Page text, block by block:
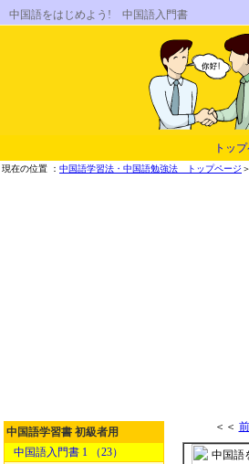
中国語をはじめよう! 中国語入門書
トッ
現在の位置 ： 中国語学習法・中国語勉強法 トップページ ＞
中国語学習書 初級者用
中国語入門書 1 （23）
＜＜